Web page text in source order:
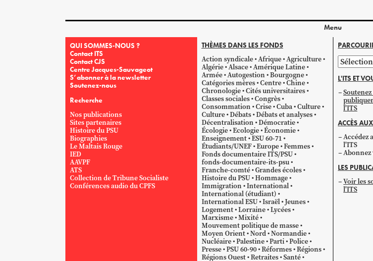
Menu
QUI SOMMES-NOUS ?
Contact ITS
Contact CJS
Centre Jacques-Sauvageot
S’abonner à la newsletter
Soutenez-nous
Recherche
Nos publications
Sites partenaires
Histoire du PSU
Biographies
Le Maltais Rouge
IED
AAVPF
ATS
Collection de Tribune Socialiste
Conférences audio du CPFS
THÈMES DANS LES FONDS
Action syndicale Afrique Agriculture
Algérie Alsace Amérique Latine
Armée Autogestion Bourgogne
Catégories mères Centre Chine
Chronologie Cités universitaires
Classes sociales Congrès
Consommation Crise Cuba Culture
Culture Débats Débats et analyses
Décentralisation Démocratie
Écologie Ecologie Économie
Enseignement ESU 60-71
Étudiants/UNEF Europe Femmes
Fonds documentaire ITS/PSU
fonds-documentaire-its-psu
Franche-comté Grandes écoles
Histoire du PSU Hommage
Immigration International
International (étudiant)
International ESU Israël Jeunes
Logement Lorraine Lycées
Marxisme Mixité
Mouvement politique de masse
Moyen Orient Nord Normandie
Nucléaire Palestine Parti Police
Presse PSU 60-90 Réformes Régions
Régions Ouest Retraites Santé
Parcourir
par
catégorie
L'ITS ET
l'ITS
ACCÈS
Accédez
l'ITS
Abonnez
LES
Voir les
l'ITS